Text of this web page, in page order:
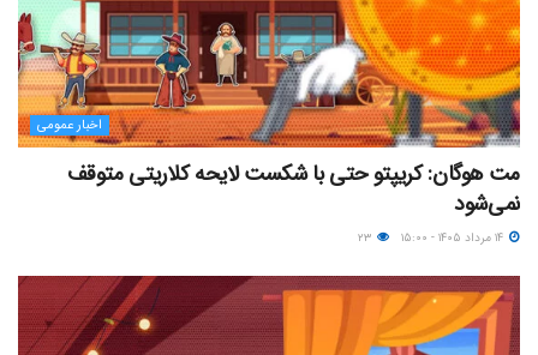
اخبار عمومی
مت هوگان: کریپتو حتی با شکست لایحه کلاریتی متوقف
نمی‌شود